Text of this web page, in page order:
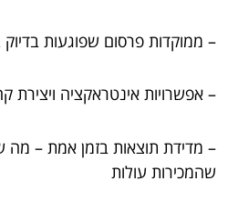
– ממוקדות פרסום שפוגעות
– אפשרויות אינטראקציה ויצירת
– מדידת תוצאות בזמן אמת – מה
שהמכירות עולות